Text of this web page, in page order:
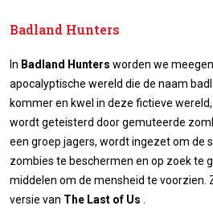
Badland Hunters
In Badland Hunters worden we
apocalyptische wereld die de naam
kommer en kwel in deze fictieve
wordt geteisterd door gemuteerde
een groep jagers, wordt ingezet om de
zombies te beschermen en op zoek te
middelen om de mensheid te voorzien.
versie van The Last of Us